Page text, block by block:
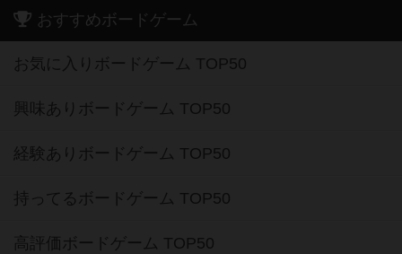
おすすめボードゲーム
お気に入りボードゲーム TOP50
興味ありボードゲーム TOP50
経験ありボードゲーム TOP50
持ってるボードゲーム TOP50
高評価ボードゲーム TOP50